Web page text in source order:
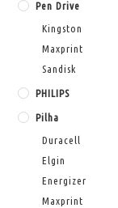
Pen Drive
Kingston
Maxprint
Sandisk
PHILIPS
Pilha
Duracell
Elgin
Energizer
Maxprint